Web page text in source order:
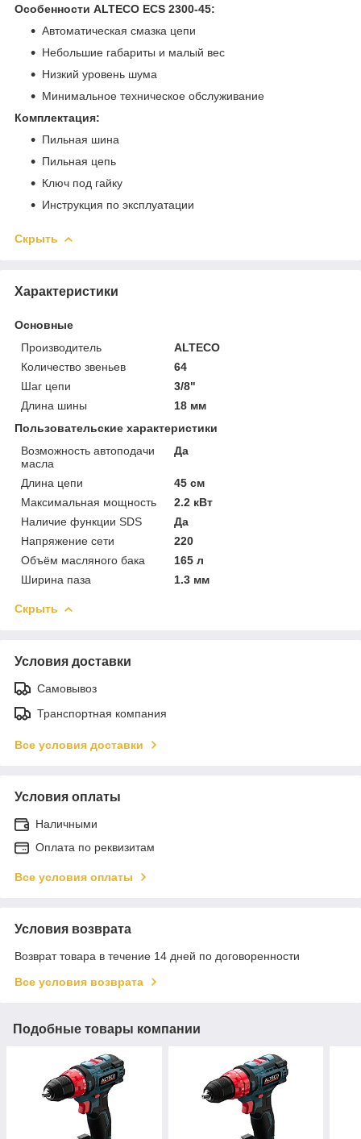
Особенности ALTECO ECS 2300-45:
Автоматическая смазка цепи
Небольшие габариты и малый вес
Низкий уровень шума
Минимальное техническое обслуживание
Комплектация:
Пильная шина
Пильная цепь
Ключ под гайку
Инструкция по эксплуатации
Скрыть
Характеристики
Основные
Производитель
ALTECO
Количество звеньев
64
Шаг цепи
3/8"
Длина шины
18 мм
Пользовательские характеристики
Возможность автоподачи
масла
Да
Длина цепи
45 см
Максимальная мощность
2.2 кВт
Наличие функции SDS
Да
Напряжение сети
220
Объём масляного бака
165 л
Ширина паза
1.3 мм
Скрыть
Условия доставки
Самовывоз
Транспортная компания
Все условия доставки
Условия оплаты
Наличными
Оплата по реквизитам
Все условия оплаты
Условия возврата
Возврат товара в течение 14 дней по договоренности
Все условия возврата
Подобные товары компании